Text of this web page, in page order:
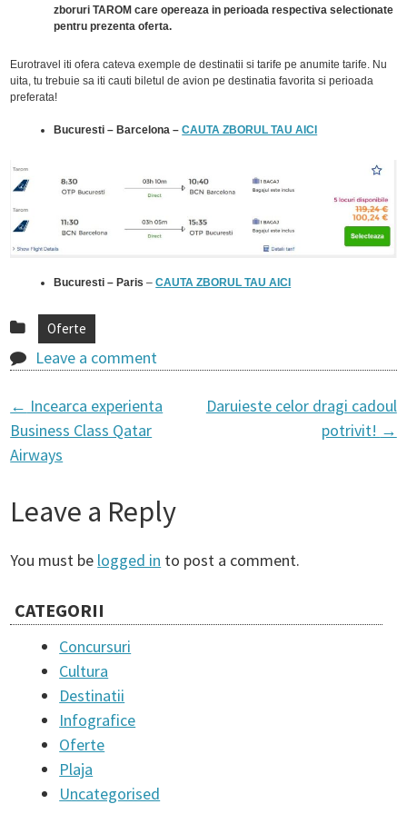
zboruri TAROM care opereaza in perioada respectiva selectionate
pentru prezenta oferta.
Eurotravel iti ofera cateva exemple de destinatii si tarife pe anumite tarife. Nu
uita, tu trebuie sa iti cauti biletul de avion pe destinatia favorita si perioada
preferata!
Bucuresti – Barcelona –CAUTA ZBORUL TAU AICI
Bucuresti – Paris –CAUTA ZBORUL TAU AICI
Oferte
Leave a comment
P
o
s
n
← Incearca experienta
Business Class Qatar
Airways
Daruieste celor dragi cadoul
potrivit! →
Leave a Reply
You must be logged in to post a comment.
CATEGORII
Concursuri
Cultura
Destinatii
Infografice
Oferte
Plaja
Uncategorised